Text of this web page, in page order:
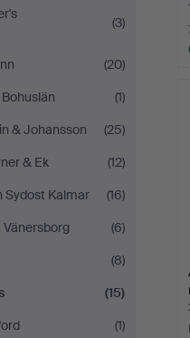
(3)
(20)
(1)
& Johansson
(25)
& Ek
(12)
Sydost Kalmar
(16)
(6)
(8)
(15)
(1)